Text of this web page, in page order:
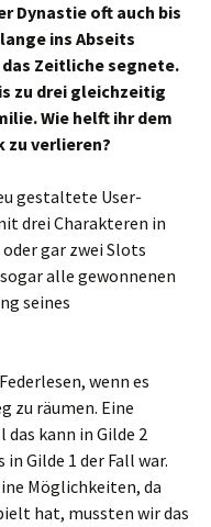
Dynastie oft auch bis
ins Abseits
Zeitliche segnete.
zu drei gleichzeitig
Wie helft ihr dem
zu verlieren?
gestaltete User-
drei Charakteren in
gar zwei Slots
alle gewonnenen
seines
wenn es
zu räumen. Eine
kann in Gilde 2
Gilde 1 der Fall war.
Möglichkeiten, da
hat, mussten wir das